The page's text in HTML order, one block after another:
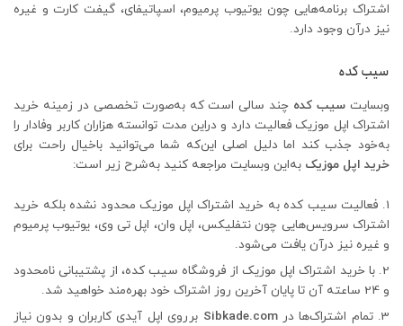
اشتراک برنامه‌هایی چون یوتیوب پرمیوم، اسپاتیفای، گیفت کارت و غیره
نیز درآن وجود دارد.
سیب کده
وبسایت سیب کده چند سالی است که به‌صورت تخصصی در زمینه خرید
اشتراک اپل موزیک فعالیت دارد و دراین مدت توانسته هزاران کاربر وفادار را
به‌خود جذب کند اما دلیل اصلی این‌که شما می‌توانید باخیال راحت برای
خرید اپل موزیک به‌این وبسایت مراجعه کنید به‌شرح زیر است:
فعالیت سیب کده به خرید اشتراک اپل موزیک محدود نشده بلکه خرید
اشتراک سرویس‌هایی چون نتفلیکس، اپل وان، اپل تی وی، یوتیوب پرمیوم
و غیره نیز درآن یافت می‌شود.
با خرید اشتراک اپل موزیک از فروشگاه سیب کده، از پشتیبانی نامحدود
و 24 ساعته آن تا پایان آخرین روز اشتراک خود بهره‌مند خواهید شد.
تمام اشتراک‌ها درSibkade.com برروی اپل آیدی کاربران و بدون نیاز